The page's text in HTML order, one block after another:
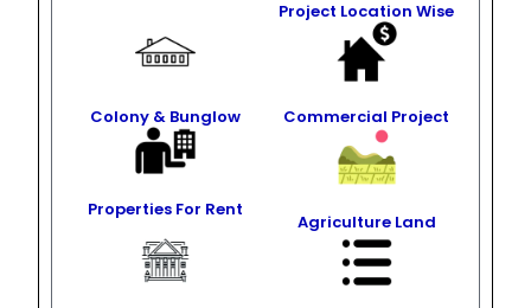
Project Location Wise
Colony & Bunglow Commercial Project
Properties For Rent
Agriculture Land